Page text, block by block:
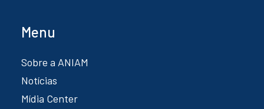
Menu
Sobre a ANIAM
Notícias
Mídia Center